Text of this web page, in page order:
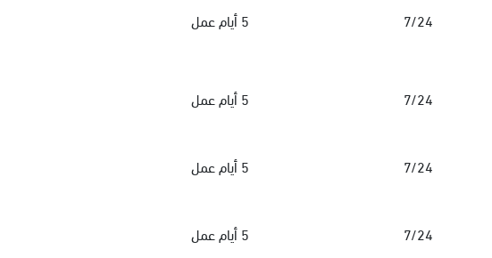
7/24 5 أيام عمل
7/24 5 أيام عمل
7/24 5 أيام عمل
7/24 5 أيام عمل